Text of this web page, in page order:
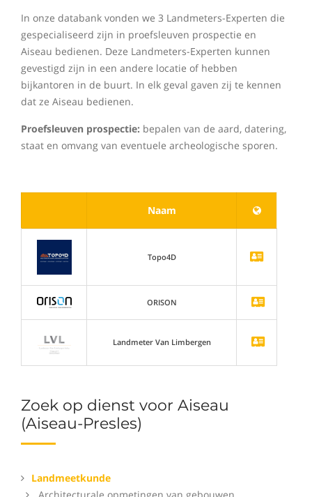
Zoek op dienst voor Aiseau
(Aiseau-Presles)
Landmeetkunde
In onze databank vonden we 3 Landmeters-Experten die
gespecialiseerd zijn in proefsleuven prospectie en
Aiseau bedienen. Deze Landmeters-Experten kunnen
gevestigd zijn in een andere locatie of hebben
bijkantoren in de buurt. In elk geval gaven zij te kennen
dat ze Aiseau bedienen.
Proefsleuven prospectie: bepalen van de aard, datering,
staat en omvang van eventuele archeologische sporen.
Naam
Topo4D
ORISON
Landmeter Van Limbergen